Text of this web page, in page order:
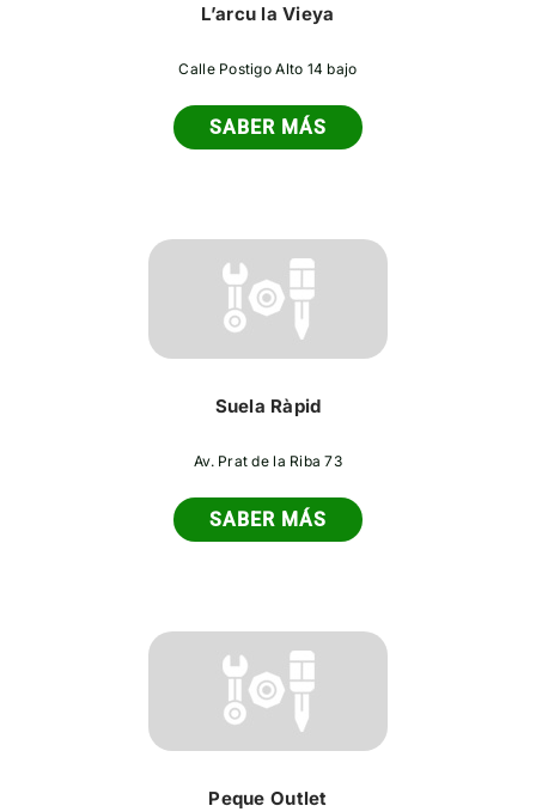
L’arcu la Vieya
Calle Postigo Alto 14 bajo
SABER MÁS
Suela Ràpid
Av. Prat de la Riba 73
SABER MÁS
Peque Outlet